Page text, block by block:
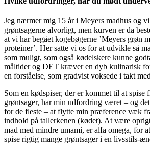
Jeg nærmer mig 15 år i Meyers madhus og
grøntsagerne alvorligt, men kurven er da
at vi har begået kogebøgerne ’Meyers grøn
proteiner’. Her satte vi os for at udvikle så
som muligt, som også kødelskere kunne
måltider og DET kræver en dyb kulinarisk
en forståelse, som gradvist voksede i takt
Som en kødspiser, der er kommet til at spise
grøntsager, har min udfordring været – og
for de fleste – at flytte min præference væk
indhold på tallerkenen (kødet). At være
mad med mindre umami, er alfa omega, for
spise rigtig mange grøntsager i en livsstils-